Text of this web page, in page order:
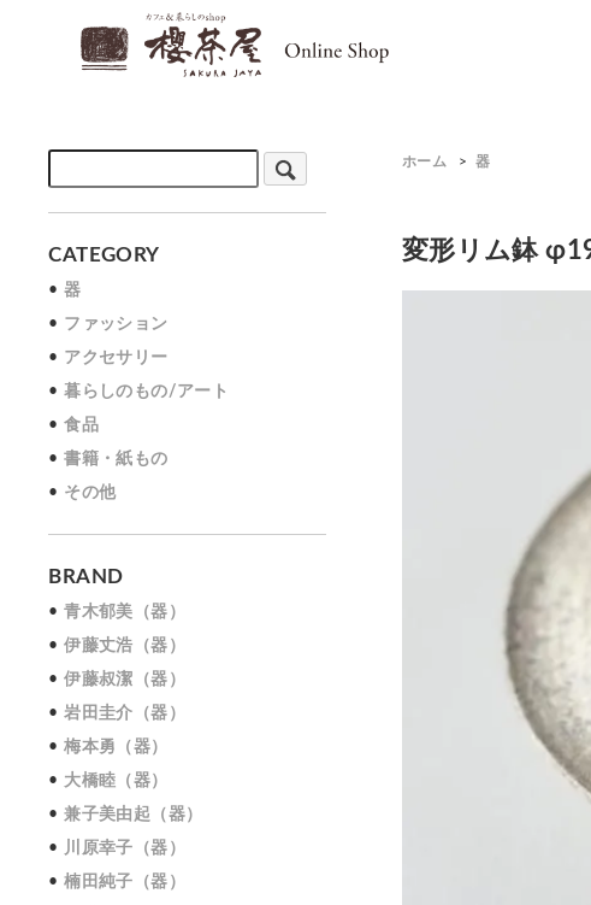
CATEGORY
器
ファッション
アクセサリー
暮らしのもの/アート
食品
書籍・紙もの
その他
BRAND
青木郁美（器）
伊藤丈浩（器）
伊藤叔潔（器）
岩田圭介（器）
梅本勇（器）
大橋睦（器）
兼子美由起（器）
川原幸子（器）
楠田純子（器）
ホーム > 器
変形リム鉢